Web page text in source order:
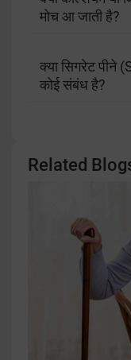
मोच आ जाती है?
क्या सिगरेट पीने
कोई संबंध है?
Related